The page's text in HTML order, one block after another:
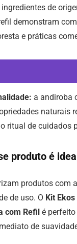
ingredientes de
demonstram
e práticas
a andiroba
naturais
ritual de cuidados
produto é
produtos com
de uso. O Kit
com Refil é
de